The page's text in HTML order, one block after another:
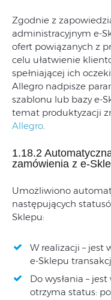
Zgodnie z
administracyjnym e-
ofert powiązanych z
celu ułatwienie
spełniającej ich
Allegro nadpisze
szablonu lub bazy e-
temat produktyzacji
Allegro.
1.18.2
zamówienia z e-
Umożliwiono
następujących
Sklepu:
W realizacji – jest
e-Sklepu
Do wysłania –
otrzyma status: